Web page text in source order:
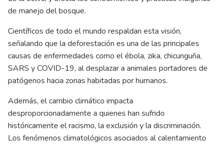
de manejo del bosque.
Científicos de todo el mundo respaldan esta visión,
señalando que la deforestación es una de las principales
causas de enfermedades como el ébola, zika, chicunguña,
SARS y COVID-19, al desplazar a animales portadores de
patógenos hacia zonas habitadas por humanos.
Además, el cambio climático impacta
desproporcionadamente a quienes han sufrido
históricamente el racismo, la exclusión y la discriminación.
Los fenómenos climatológicos asociados al calentamiento